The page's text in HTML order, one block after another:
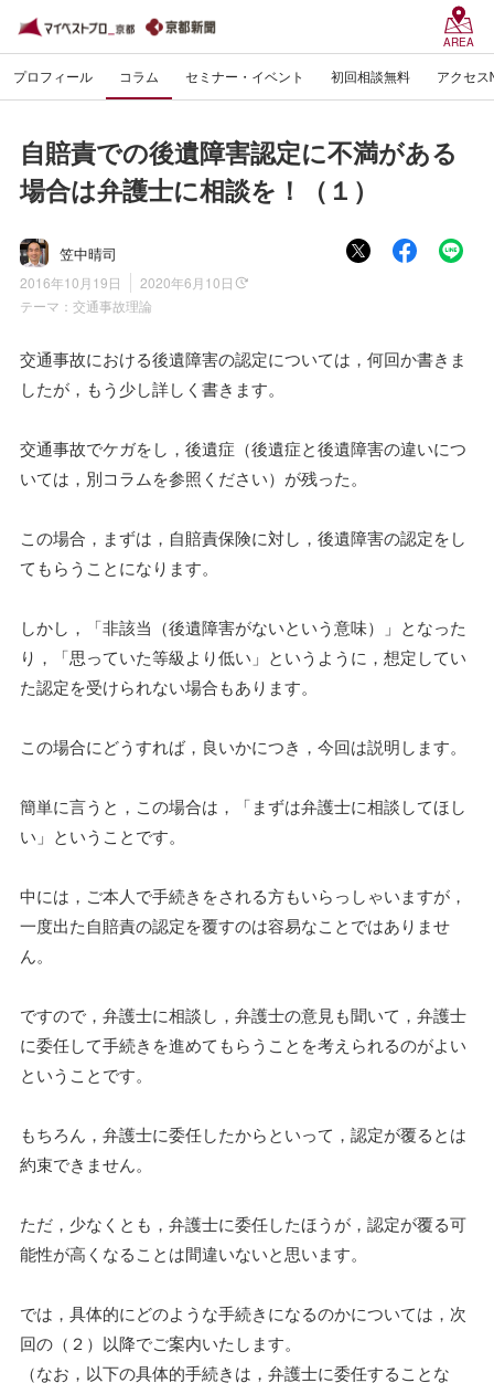
AREA
プロフィール コラム セミナー・イベント 初回相談無料 アクセ
自賠責での後遺障害認定に不満がある
場合は弁護士に相談を！（１）
笠中晴司
2016年10月19日
2020年6月10日
テーマ： 交通事故理論
交通事故における後遺障害の認定については，何回か書きま
したが，もう少し詳しく書きます。
交通事故でケガをし，後遺症（後遺症と後遺障害の違いにつ
いては，別コラムを参照ください）が残った。
この場合，まずは，自賠責保険に対し，後遺障害の認定をし
てもらうことになります。
しかし，「非該当（後遺障害がないという意味）」となった
り，「思っていた等級より低い」というように，想定してい
た認定を受けられない場合もあります。
この場合にどうすれば，良いかにつき，今回は説明します。
簡単に言うと，この場合は，「まずは弁護士に相談してほし
い」ということです。
中には，ご本人で手続きをされる方もいらっしゃいますが，
一度出た自賠責の認定を覆すのは容易なことではありませ
ん。
ですので，弁護士に相談し，弁護士の意見も聞いて，弁護士
に委任して手続きを進めてもらうことを考えられるのがよい
ということです。
もちろん，弁護士に委任したからといって，認定が覆るとは
約束できません。
ただ，少なくとも，弁護士に委任したほうが，認定が覆る可
能性が高くなることは間違いないと思います。
では，具体的にどのような手続きになるのかについては，次
回の（２）以降でご案内いたします。
（なお，以下の具体的手続きは，弁護士に委任することな